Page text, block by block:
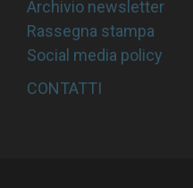
Archivio newsletter
Rassegna stampa
Social media policy
CONTATTI